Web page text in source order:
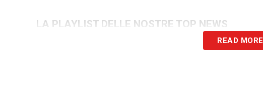
LA PLAYLIST DELLE NOSTRE TOP NEWS
READ MORE